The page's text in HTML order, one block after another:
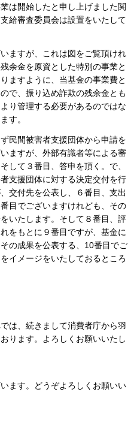
は開始したと申し上げました関
給審査委員会は設置をいたして
ますが、これは図をご覧頂けれ
余金を原資とした特別の事業と
ますように、当基金の事業費と
で、振り込め詐欺の残余金とも
り管理する必要があるのではな
す。
民間被害者支援団体から申請を
ますが、外部有識者等による審
して３番目、答申を頂く。で、
支援団体に対する決定交付を行
交付先を公表し、６番目、支出
目でございますけれども、その
いたします。そして８番目、評
をもとに９番目ですが、基金に
の成果を公表する、10番目でご
イメージをいたしておるところ
は、続きまして消費者庁から羽
ります。よろしくお願いいたし
ます。どうぞよろしくお願いい